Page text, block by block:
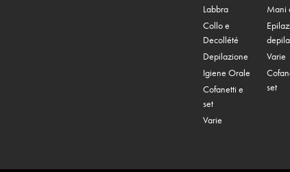
Labbra
Collo e
Decollété
Depilazione
Igiene Orale
Cofanetti e
set
Varie
Mani
Varie
set